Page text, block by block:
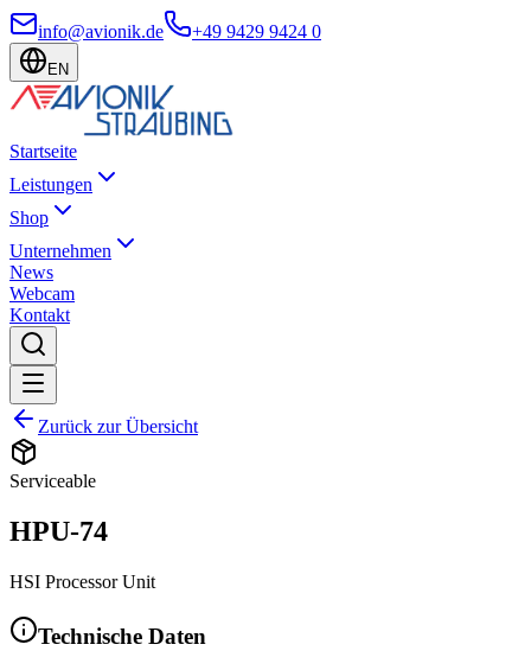
info@avionik.de +49 9429 9424 0
EN
Startseite
Leistungen
Shop
Unternehmen
News
Webcam
Kontakt
Zurück zur Übersicht
Serviceable
HPU-74
HSI Processor Unit
Technische Daten